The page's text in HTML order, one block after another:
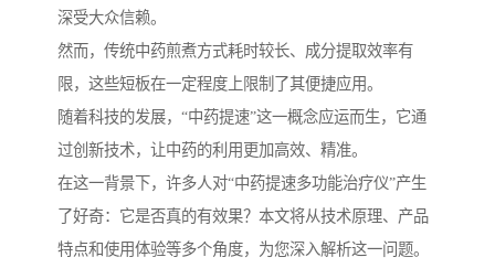
深受大众信赖。
然而，传统中药煎煮方式耗时较长、成分提取效率有
限，这些短板在一定程度上限制了其便捷应用。
随着科技的发展，“中药提速”这一概念应运而生，它通
过创新技术，让中药的利用更加高效、精准。
在这一背景下，许多人对“中药提速多功能治疗仪”产生
了好奇：它是否真的有效果？本文将从技术原理、产品
特点和使用体验等多个角度，为您深入解析这一问题。